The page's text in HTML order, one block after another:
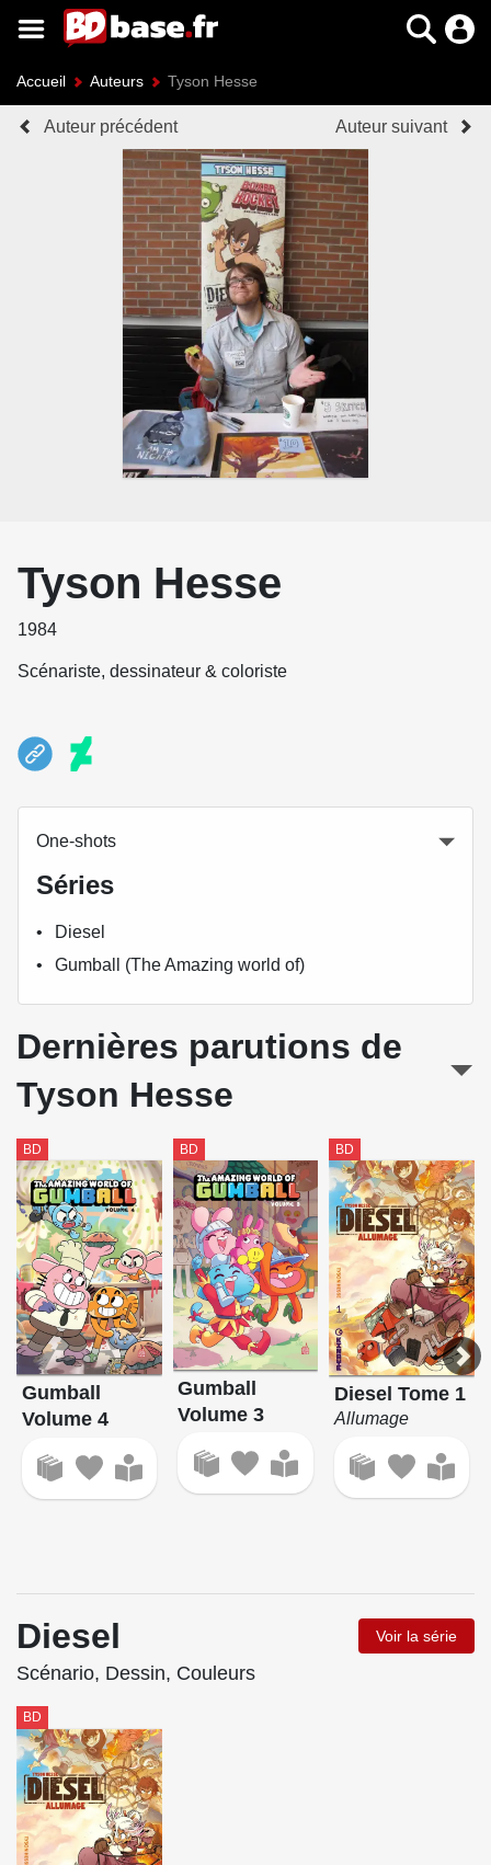
Accueil Auteurs Tyson Hesse
Auteur précédent Auteur suivant
Tyson Hesse
1984
Scénariste, dessinateur & coloriste
One-shots
Séries
Diesel
Gumball (The Amazing world of)
Dernières parutions de
Tyson Hesse
BD
Gumball
Volume 4
BD
Gumball
Volume 3
BD
Diesel Tome 1
Allumage
Diesel Voir la série
Scénario, Dessin, Couleurs
BD